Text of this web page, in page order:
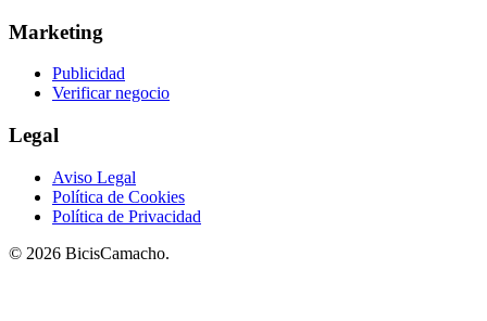
Marketing
Publicidad
Verificar negocio
Legal
Aviso Legal
Política de Cookies
Política de Privacidad
© 2026 BicisCamacho.